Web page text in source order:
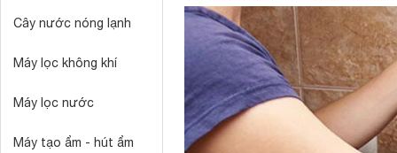
Cây nước nóng lạnh
Máy lọc không khí
Máy lọc nước
Máy tạo ẩm - hút ẩm